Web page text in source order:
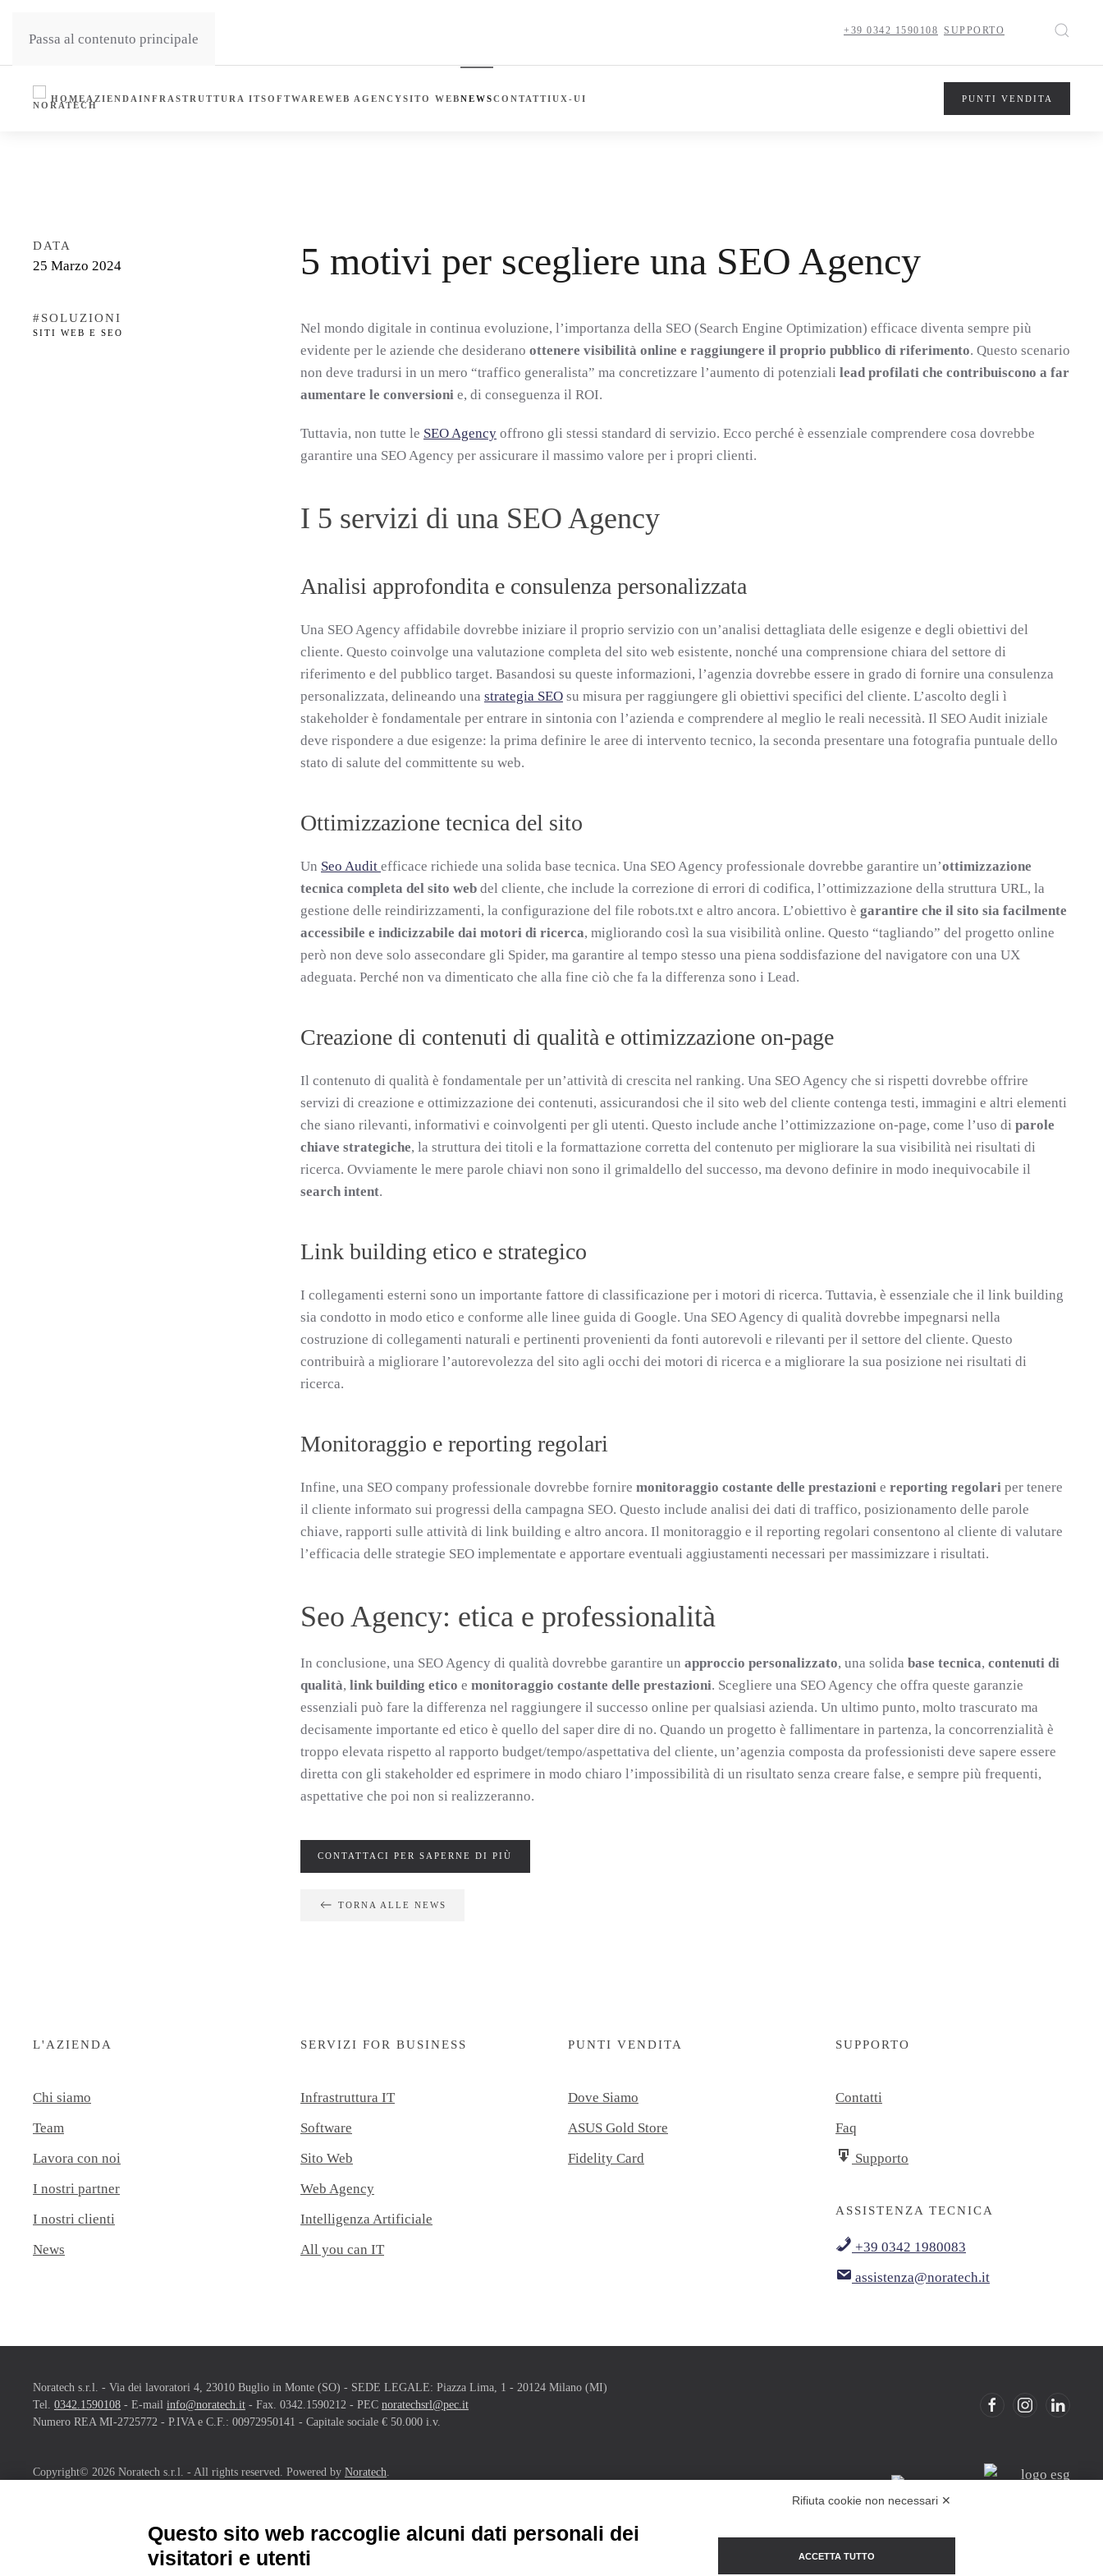
Passa al contenuto principale
+39 0342 1590108 SUPPORTO
HOME AZIENDA INFRASTRUTTURA ITSOFTWAREWEB AGENCYSITO WEBNEWSCONTATTIUX-UI PUNTI VENDITA
DATA
25 Marzo 2024
#SOLUZIONI
SITI WEB E SEO
5 motivi per scegliere una SEO Agency
Nel mondo digitale in continua evoluzione, l’importanza della SEO (Search Engine Optimization) efficace diventa sempre più
evidente per le aziende che desiderano ottenere visibilità online e raggiungere il proprio pubblico di riferimento. Questo scenario
non deve tradursi in un mero “traffico generalista” ma concretizzare l’aumento di potenziali lead profilati che contribuiscono a far
aumentare le conversioni e, di conseguenza il ROI.
Tuttavia, non tutte le SEO Agency offrono gli stessi standard di servizio. Ecco perché è essenziale comprendere cosa dovrebbe
garantire una SEO Agency per assicurare il massimo valore per i propri clienti.
I 5 servizi di una SEO Agency
Analisi approfondita e consulenza personalizzata
Una SEO Agency affidabile dovrebbe iniziare il proprio servizio con un’analisi dettagliata delle esigenze e degli obiettivi del
cliente. Questo coinvolge una valutazione completa del sito web esistente, nonché una comprensione chiara del settore di
riferimento e del pubblico target. Basandosi su queste informazioni, l’agenzia dovrebbe essere in grado di fornire una consulenza
personalizzata, delineando una strategia SEO su misura per raggiungere gli obiettivi specifici del cliente. L’ascolto degli ì
stakeholder è fondamentale per entrare in sintonia con l’azienda e comprendere al meglio le reali necessità. Il SEO Audit iniziale
deve rispondere a due esigenze: la prima definire le aree di intervento tecnico, la seconda presentare una fotografia puntuale dello
stato di salute del committente su web.
Ottimizzazione tecnica del sito
Un Seo Audit efficace richiede una solida base tecnica. Una SEO Agency professionale dovrebbe garantire un’ottimizzazione
tecnica completa del sito web del cliente, che include la correzione di errori di codifica, l’ottimizzazione della struttura URL, la
gestione delle reindirizzamenti, la configurazione del file robots.txt e altro ancora. L’obiettivo è garantire che il sito sia facilmente
accessibile e indicizzabile dai motori di ricerca, migliorando così la sua visibilità online. Questo “tagliando” del progetto online
però non deve solo assecondare gli Spider, ma garantire al tempo stesso una piena soddisfazione del navigatore con una UX
adeguata. Perché non va dimenticato che alla fine ciò che fa la differenza sono i Lead.
Creazione di contenuti di qualità e ottimizzazione on-page
Il contenuto di qualità è fondamentale per un’attività di crescita nel ranking. Una SEO Agency che si rispetti dovrebbe offrire
servizi di creazione e ottimizzazione dei contenuti, assicurandosi che il sito web del cliente contenga testi, immagini e altri elementi
che siano rilevanti, informativi e coinvolgenti per gli utenti. Questo include anche l’ottimizzazione on-page, come l’uso di parole
chiave strategiche, la struttura dei titoli e la formattazione corretta del contenuto per migliorare la sua visibilità nei risultati di
ricerca. Ovviamente le mere parole chiavi non sono il grimaldello del successo, ma devono definire in modo inequivocabile il
search intent.
Link building etico e strategico
I collegamenti esterni sono un importante fattore di classificazione per i motori di ricerca. Tuttavia, è essenziale che il link building
sia condotto in modo etico e conforme alle linee guida di Google. Una SEO Agency di qualità dovrebbe impegnarsi nella
costruzione di collegamenti naturali e pertinenti provenienti da fonti autorevoli e rilevanti per il settore del cliente. Questo
contribuirà a migliorare l’autorevolezza del sito agli occhi dei motori di ricerca e a migliorare la sua posizione nei risultati di
ricerca.
Monitoraggio e reporting regolari
Infine, una SEO company professionale dovrebbe fornire monitoraggio costante delle prestazioni e reporting regolari per tenere
il cliente informato sui progressi della campagna SEO. Questo include analisi dei dati di traffico, posizionamento delle parole
chiave, rapporti sulle attività di link building e altro ancora. Il monitoraggio e il reporting regolari consentono al cliente di valutare
l’efficacia delle strategie SEO implementate e apportare eventuali aggiustamenti necessari per massimizzare i risultati.
Seo Agency: etica e professionalità
In conclusione, una SEO Agency di qualità dovrebbe garantire un approccio personalizzato, una solida base tecnica, contenuti di
qualità, link building etico e monitoraggio costante delle prestazioni. Scegliere una SEO Agency che offra queste garanzie
essenziali può fare la differenza nel raggiungere il successo online per qualsiasi azienda. Un ultimo punto, molto trascurato ma
decisamente importante ed etico è quello del saper dire di no. Quando un progetto è fallimentare in partenza, la concorrenzialità è
troppo elevata rispetto al rapporto budget/tempo/aspettativa del cliente, un’agenzia composta da professionisti deve sapere essere
diretta con gli stakeholder ed esprimere in modo chiaro l’impossibilità di un risultato senza creare false, e sempre più frequenti,
aspettative che poi non si realizzeranno.
CONTATTACI PER SAPERNE DI PIÙ
TORNA ALLE NEWS
L'AZIENDA
Chi siamo
Team
Lavora con noi
I nostri partner
I nostri clienti
News
SERVIZI FOR BUSINESS
Infrastruttura IT
Software
Sito Web
Web Agency
Intelligenza Artificiale
All you can IT
PUNTI VENDITA
Dove Siamo
ASUS Gold Store
Fidelity Card
SUPPORTO
Contatti
Faq
Supporto
ASSISTENZA TECNICA
+39 0342 1980083
assistenza@noratech.it
Noratech s.r.l. - Via dei lavoratori 4, 23010 Buglio in Monte (SO) - SEDE LEGALE: Piazza Lima, 1 - 20124 Milano (MI)
Tel. 0342.1590108 - E-mail info@noratech.it - Fax. 0342.1590212 - PEC noratechsrl@pec.it
Numero REA MI-2725772 - P.IVA e C.F.: 00972950141 - Capitale sociale € 50.000 i.v.
Copyright© 2026 Noratech s.r.l. - All rights reserved. Powered by Noratech.
NORATECH IN FIERA
Rifiuta cookie non necessari ✕
Questo sito web raccoglie alcuni dati personali dei
visitatori e utenti
ACCETTA TUTTO